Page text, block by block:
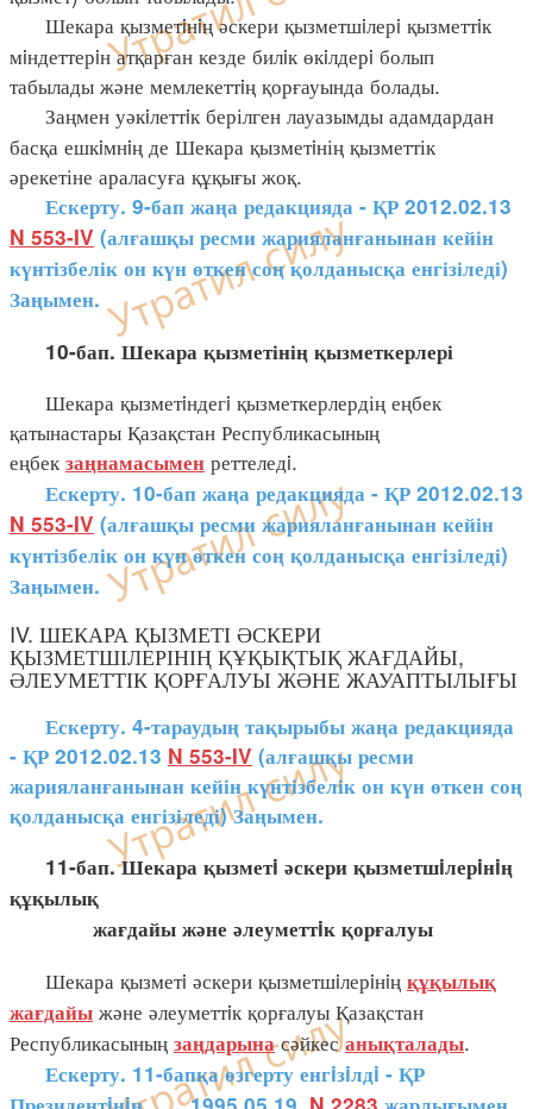
Шекара қызметiнiң әскери қызметшiлерi қызметтiк
мiндеттерiн атқарған кезде билiк өкiлдерi болып
табылады және мемлекеттiң қорғауында болады.
Заңмен уәкiлеттiк берілген лауазымды адамдардан
басқа ешкiмнiң де Шекара қызметiнің қызметтік
әрекетіне араласуға құқығы жоқ.
Ескерту. 9-бап жаңа редакцияда - ҚР 2012.02.13
N 553-IV (алғашқы ресми жарияланғанынан кейін
күнтізбелік он күн өткен соң қолданысқа енгізіледі)
Заңымен.
10-бап. Шекара қызметінің қызметкерлері
Шекара қызметiндегi қызметкерлердің еңбек
қатынастары Қазақстан Республикасының
еңбек заңнамасымен реттеледi.
Ескерту. 10-бап жаңа редакцияда - ҚР 2012.02.13
N 553-IV (алғашқы ресми жарияланғанынан кейін
күнтізбелік он күн өткен соң қолданысқа енгізіледі)
Заңымен.
IV. ШЕКАРА ҚЫЗМЕТІ ӘСКЕРИ
ҚЫЗМЕТШІЛЕРІНІҢ ҚҰҚЫҚТЫҚ ЖАҒДАЙЫ,
ӘЛЕУМЕТТІК ҚОРҒАЛУЫ ЖӘНЕ ЖАУАПТЫЛЫҒЫ
Ескерту. 4-тараудың тақырыбы жаңа редакцияда
- ҚР 2012.02.13 N 553-IV (алғашқы ресми
жарияланғанынан кейін күнтізбелік он күн өткен соң
қолданысқа енгізіледі) Заңымен.
11-бап. Шекара қызметi әскери қызметшiлерiнiң
құқылық
жағдайы және әлеуметтiк қорғалуы
Шекара қызметi әскери қызметшiлерiнiң құқылық
жағдайы және әлеуметтiк қорғалуы Қазақстан
Республикасының заңдарынасәйкесанықталады.
Ескерту. 11-бапқа өзгерту енгiзiлдi - ҚР